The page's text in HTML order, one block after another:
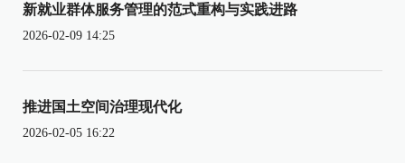
新就业群体服务管理的范式重构与实践进路
2026-02-09 14:25
推进国土空间治理现代化
2026-02-05 16:22